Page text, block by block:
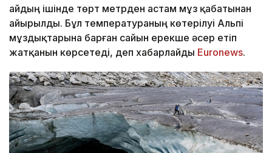
айдың ішінде төрт метрден астам мұз қабатынан
айырылды. Бұл температураның көтерілуі Альпі
мұздықтарына барған сайын ерекше әсер етіп
жатқанын көрсетеді, деп хабарлайды Еuronews.